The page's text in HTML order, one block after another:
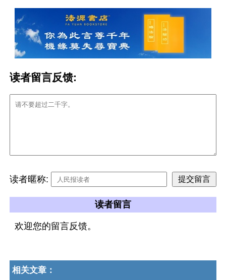
读者留言反馈:
读者暱称:
读者留言
欢迎您的留言反馈。
相关文章：